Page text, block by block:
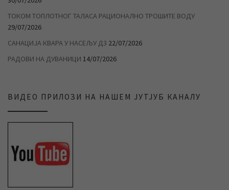
ТОКОМ ТОПЛОТНОГ ТАЛАСА РАЦИОНАЛНО ТРОШИТЕ ВОДУ
29/07/2026
САНАЦИЈА КВАРА У НАСЕЉУ Д3 22/07/2026
РАДОВИ НА ДУВАНИЦИ 14/07/2026
ВИДЕО ПРИЛОЗИ НА НАШЕМ ЈУТЈУБ КАНАЛУ